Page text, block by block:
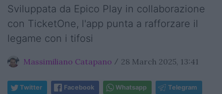
Sviluppata da Epico Play in collaborazione
con TicketOne, l'app punta a rafforzare il
legame con i tifosi
Massimiliano Catapano / 28 March 2025, 13:41
Twitter Facebook Whatsapp Telegram